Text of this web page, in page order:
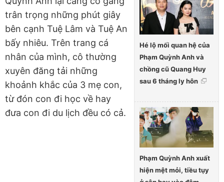
Hé lộ mối quan hệ của
Phạm Quỳnh Anh và
chồng cũ Quang Huy
sau 6 tháng ly hôn
Phạm Quỳnh Anh xuất
hiện mệt mỏi, tiều tụy
trân trọng những phút giây
bên cạnh Tuệ Lâm và Tuệ An
bấy nhiêu. Trên trang cá
nhân của mình, cô thường
xuyên đăng tải những
khoảnh khắc của 3 mẹ con,
từ đón con đi học về hay
đưa con đi du lịch đều có cả.